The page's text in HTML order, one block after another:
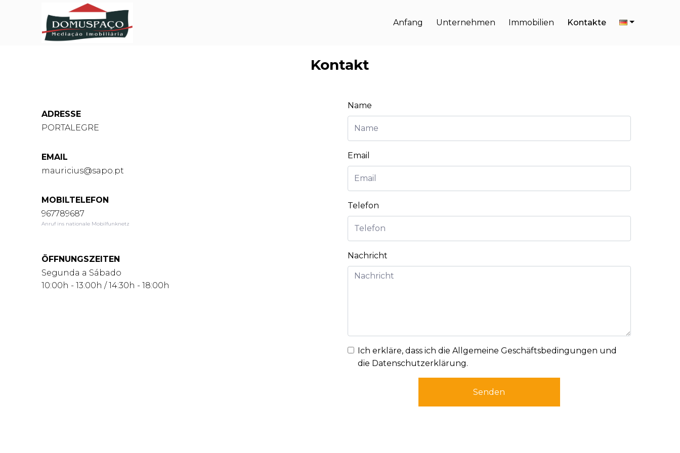
Anfang Unternehmen Immobilien Kontakte
Kontakt
ADRESSE
PORTALEGRE
EMAIL
mauricius@sapo.pt
MOBILTELEFON
967789687
Anruf ins nationale Mobilfunknetz
ÖFFNUNGSZEITEN
Segunda a Sábado
10:00h - 13:00h / 14:30h - 18:00h
Name
Email
Telefon
Nachricht
Ich erkläre, dass ich die Allgemeine Geschäftsbedingungen und
die Datenschutzerklärung.
Senden